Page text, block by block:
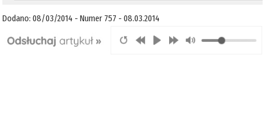
Dodano: 08/03/2014 - Numer 757 - 08.03.2014